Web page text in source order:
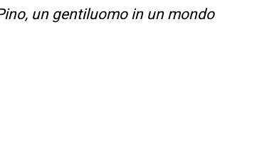
un gentiluomo in un mondo